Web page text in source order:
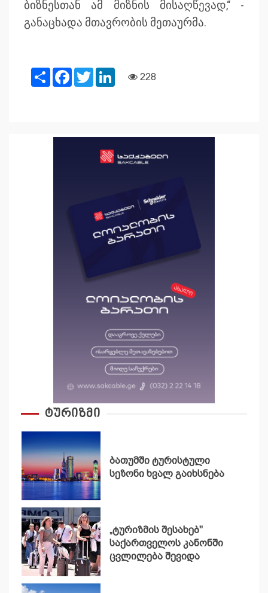
ბიზნესთან ამ მიზნის მისაღწევად,“ -
განაცხადა მთავრობის მეთაურმა.
ShareFacebook
TwitterLinkedIn
228
ტურიზმი
ბათუმში ტურისტული
სეზონი ხვალ გაიხსნება
„ტურიზმის შესახებ"
საქართველოს კანონში
ცვლილება შევიდა